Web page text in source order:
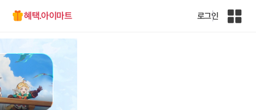
혜택.아이마트 로그인
인